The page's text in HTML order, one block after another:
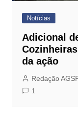
Notícias
Adicional
da ação
Redação
1